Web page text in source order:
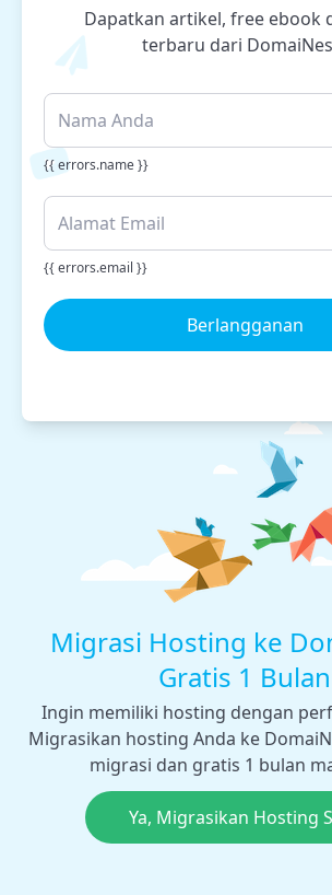
Dapatkan artikel, free ebook
terbaru dari
{{ errors.name }}
{{ errors.email }}
Berlangganan
Migrasi Hosting ke
Gratis 1 Bulan
Ingin memiliki hosting dengan
Migrasikan hosting Anda ke
migrasi dan gratis 1 bulan
Ya, Migrasikan Hosting